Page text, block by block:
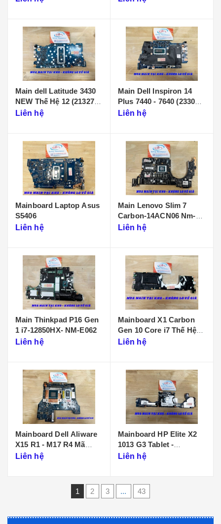
Main dell Latitude 3430
NEW Thế Hệ 12 (213274-
1)
Liên hệ
Main Dell Inspiron 14
Plus 7440 - 7640 (233086-
1)
Liên hệ
Mainboard Laptop Asus
S5406
Liên hệ
Main Lenovo Slim 7
Carbon-14ACN06 Nm-
D901
Liên hệ
Main Thinkpad P16 Gen
1 i7-12850HX- NM-E062
Liên hệ
Mainboard X1 Carbon
Gen 10 Core i7 Thế Hệ
12 - NM-D961
Liên hệ
Mainboard Dell Aliware
X15 R1 - M17 R4 Mã
Main LA-K471P
Liên hệ
Mainboard HP Elite X2
1013 G3 Tablet -
DA0D99MBAI0
Liên hệ
1 2 3 ... 43